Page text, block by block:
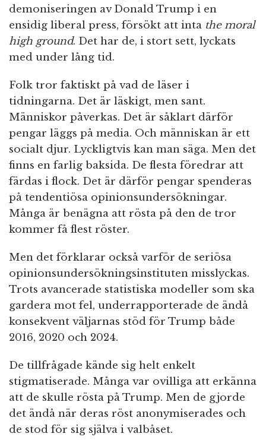
demoniseringen av Donald Trump i en
ensidig liberal press, försökt att inta the moral
high ground. Det har de, i stort sett, lyckats
med under lång tid.
Folk tror faktiskt på vad de läser i
tidningarna. Det är läskigt, men sant.
Människor påverkas. Det är såklart därför
pengar läggs på media. Och människan är ett
socialt djur. Lyckligtvis kan man säga. Men det
finns en farlig baksida. De flesta föredrar att
färdas i flock. Det är därför pengar spenderas
på tendentiösa opinionsundersökningar.
Många är benägna att rösta på den de tror
kommer få flest röster.
Men det förklarar också varför de seriösa
opinionsundersökningsinstituten misslyckas.
Trots avancerade statistiska modeller som ska
gardera mot fel, underrapporterade de ändå
konsekvent väljarnas stöd för Trump både
2016, 2020 och 2024.
De tillfrågade kände sig helt enkelt
stigmatiserade. Många var ovilliga att erkänna
att de skulle rösta på Trump. Men de gjorde
det ändå när deras röst anonymiserades och
de stod för sig själva i valbåset.